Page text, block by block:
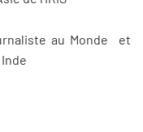
au Monde et